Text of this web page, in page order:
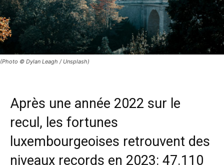
(Photo © Dylan Leagh / Unsplash)
Après une année 2022 sur le
recul, les fortunes
luxembourgeoises retrouvent des
niveaux records en 2023: 47.110